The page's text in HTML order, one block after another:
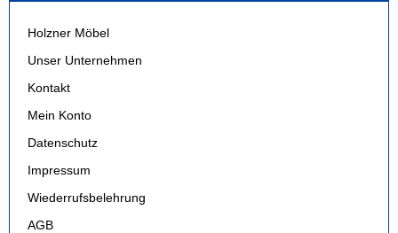
Holzner Möbel
Unser Unternehmen
Kontakt
Mein Konto
Datenschutz
Impressum
Wiederrufsbelehrung
AGB